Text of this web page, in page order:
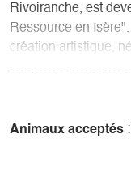
Rivoiranche, est
Ressource en
création artistique,
au service des
traditionnels et
Animaux acceptés